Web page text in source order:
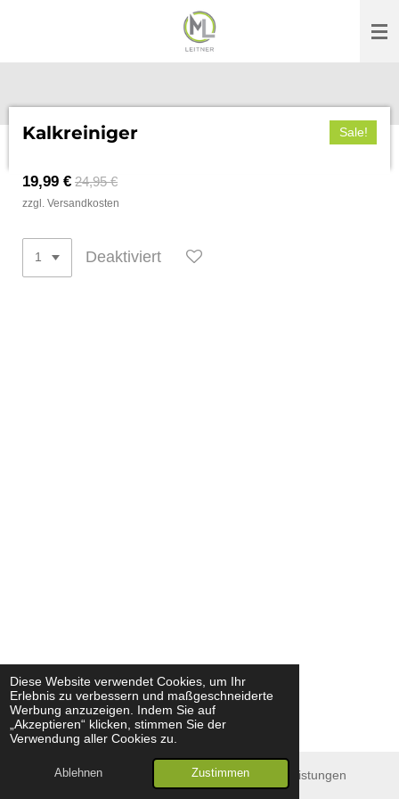
Diese Website verwendet Cookies, um Ihr
Erlebnis zu verbessern und maßgeschneiderte
Werbung anzuzeigen. Indem Sie auf
„Akzeptieren“ klicken, stimmen Sie der
Verwendung aller Cookies zu.
Ablehnen Zustimmen
Kalkreiniger Sale!
19,99 € 24,95 €
zzgl. Versandkosten
Deaktiviert
© 2024 - 2026 Leitner | Steinreinigung & Dienstleistungen